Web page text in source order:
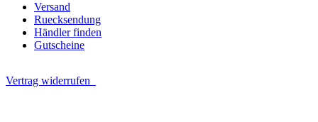
Versand
Ruecksendung
Händler finden
Gutscheine
Vertrag widerrufen